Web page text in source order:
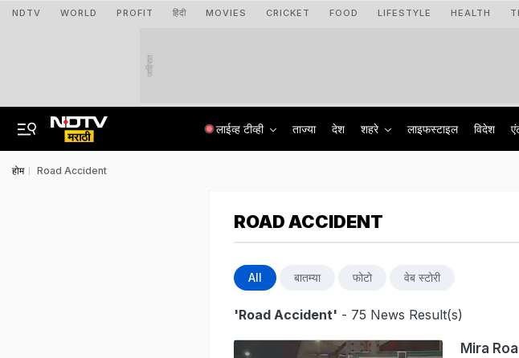
NDTV WORLD PROFIT हिंदी MOVIES CRICKET FOOD LIFESTYLE HEALTH
जाहिरात
लाईव्ह टीव्ही ताज्या देश शहरे लाइफस्टाइल विदेश
होम Road Accident
ROAD ACCIDENT
All बातम्या फोटो वेब स्टोरी
'Road Accident' - 75 News Result(s)
Mira